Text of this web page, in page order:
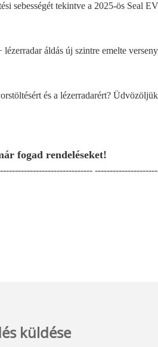
sebességét tekintve a 2025-ös Seal
áldás új szintre emelte
és a lézerradarért?
fogad rendeléseket!
küldése